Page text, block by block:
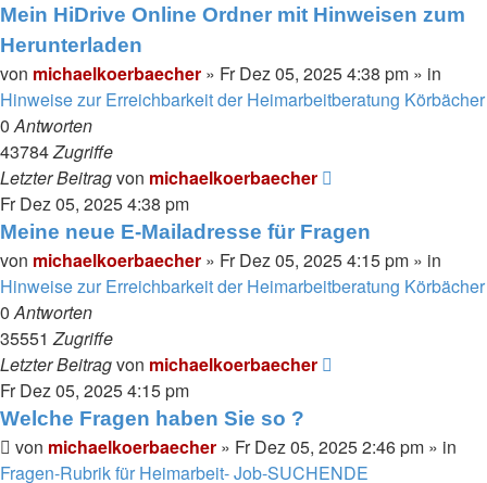
Mein HiDrive Online Ordner mit Hinweisen zum
Herunterladen
von michaelkoerbaecher » Fr Dez 05, 2025 4:38 pm » in
Hinweise zur Erreichbarkeit der Heimarbeitberatung Körbächer
0Antworten
43784Zugriffe
Letzter Beitragvon michaelkoerbaecher
Fr Dez 05, 2025 4:38 pm
Meine neue E-Mailadresse für Fragen
von michaelkoerbaecher » Fr Dez 05, 2025 4:15 pm » in
Hinweise zur Erreichbarkeit der Heimarbeitberatung Körbächer
0Antworten
35551Zugriffe
Letzter Beitragvon michaelkoerbaecher
Fr Dez 05, 2025 4:15 pm
Welche Fragen haben Sie so ?
von michaelkoerbaecher » Fr Dez 05, 2025 2:46 pm » in
Fragen-Rubrik für Heimarbeit- Job-SUCHENDE